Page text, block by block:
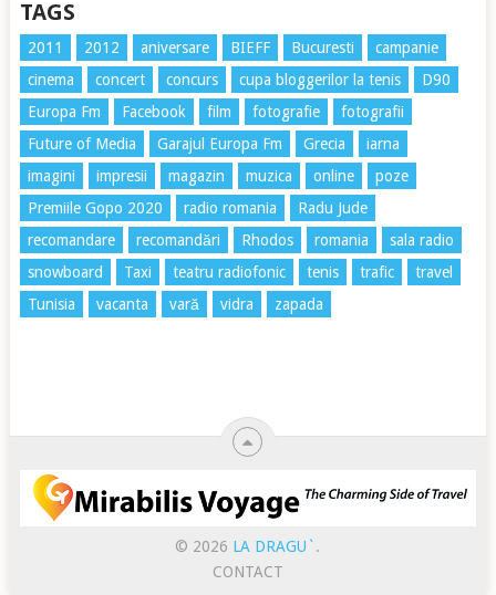
TAGS
2011 2012 aniversare BIEFF Bucuresti
campanie
cinema
concert concurs cupa bloggerilor la tenis
D90
Europa Fm
Facebook film fotografie
fotografii
Future of Media
Garajul Europa Fm Grecia
iarna
imagini
impresii magazin muzica online
poze
Premiile Gopo 2020
radio romania
Radu Jude
recomandare
recomandări Rhodos romania
sala radio
snowboard
Taxi teatru radiofonic tenis trafic
travel
Tunisia
vacanta vară vidra zapada
© 2026 LA DRAGU`.
CONTACT